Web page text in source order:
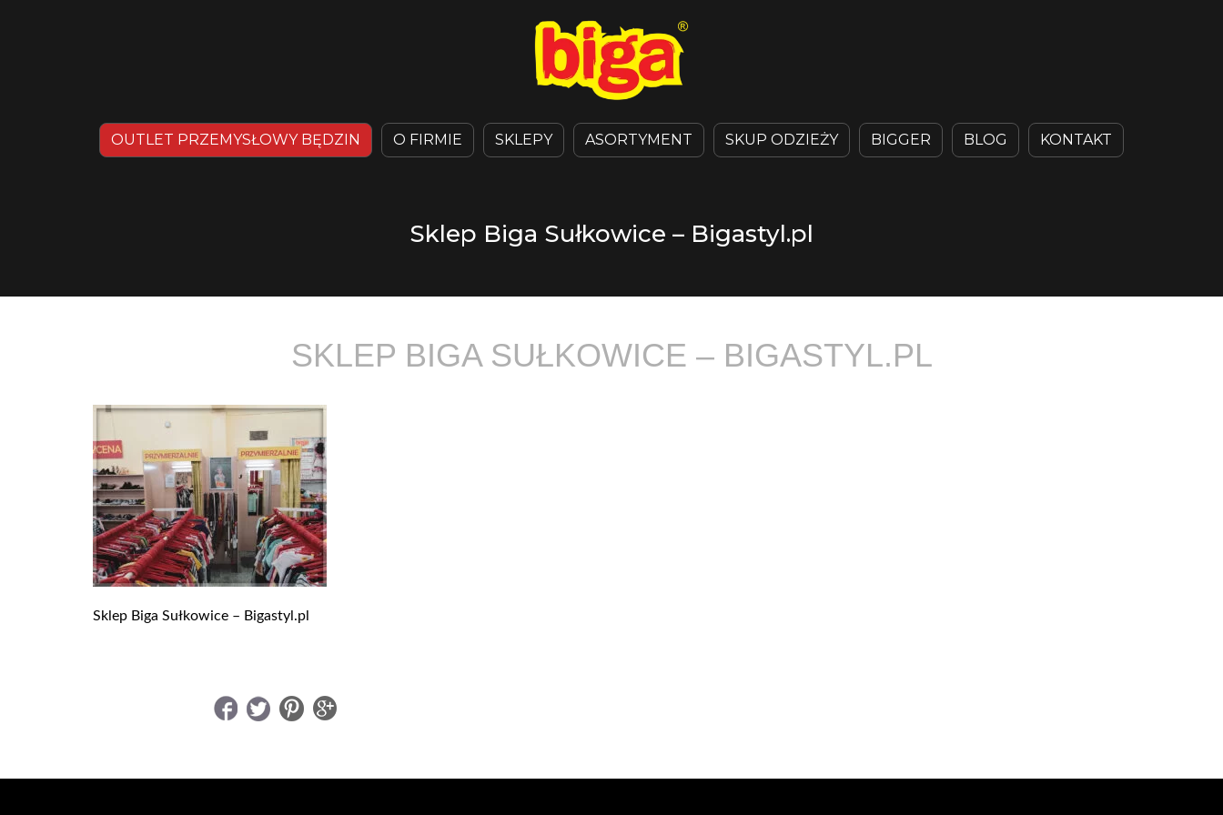
OUTLET PRZEMYSŁOWY BĘDZIN O FIRMIE SKLEPY ASORTYMENT SKUP ODZIEŻY BIGGER BLOG KONTAKT
Sklep Biga Sułkowice – Bigastyl.pl
SKLEP BIGA SUŁKOWICE – BIGASTYL.PL
Sklep Biga Sułkowice – Bigastyl.pl